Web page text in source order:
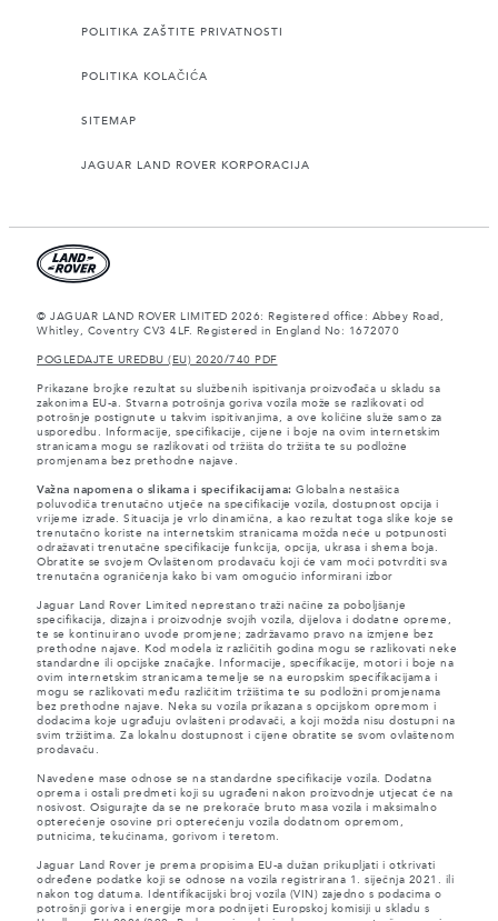
POLITIKA ZAŠTITE PRIVATNOSTI
POLITIKA KOLAČIĆA
SITEMAP
JAGUAR LAND ROVER KORPORACIJA
© JAGUAR LAND ROVER LIMITED 2026: Registered office: Abbey Road,
Whitley, Coventry CV3 4LF. Registered in England No: 1672070
POGLEDAJTE UREDBU (EU) 2020/740 PDF
Prikazane brojke rezultat su službenih ispitivanja proizvođača u skladu sa
zakonima EU-a. Stvarna potrošnja goriva vozila može se razlikovati od
potrošnje postignute u takvim ispitivanjima, a ove količine služe samo za
usporedbu. Informacije, specifikacije, cijene i boje na ovim internetskim
stranicama mogu se razlikovati od tržišta do tržišta te su podložne
promjenama bez prethodne najave.
Važna napomena o slikama i specifikacijama: Globalna nestašica
poluvodiča trenutačno utječe na specifikacije vozila, dostupnost opcija i
vrijeme izrade. Situacija je vrlo dinamična, a kao rezultat toga slike koje se
trenutačno koriste na internetskim stranicama možda neće u potpunosti
odražavati trenutačne specifikacije funkcija, opcija, ukrasa i shema boja.
Obratite se svojem Ovlaštenom prodavaču koji će vam moći potvrditi sva
trenutačna ograničenja kako bi vam omogućio informirani izbor
Jaguar Land Rover Limited neprestano traži načine za poboljšanje
specifikacija, dizajna i proizvodnje svojih vozila, dijelova i dodatne opreme,
te se kontinuirano uvode promjene; zadržavamo pravo na izmjene bez
prethodne najave. Kod modela iz različitih godina mogu se razlikovati neke
standardne ili opcijske značajke. Informacije, specifikacije, motori i boje na
ovim internetskim stranicama temelje se na europskim specifikacijama i
mogu se razlikovati među različitim tržištima te su podložni promjenama
bez prethodne najave. Neka su vozila prikazana s opcijskom opremom i
dodacima koje ugrađuju ovlašteni prodavači, a koji možda nisu dostupni na
svim tržištima. Za lokalnu dostupnost i cijene obratite se svom ovlaštenom
prodavaču.
Navedene mase odnose se na standardne specifikacije vozila. Dodatna
oprema i ostali predmeti koji su ugrađeni nakon proizvodnje utjecat će na
nosivost. Osigurajte da se ne prekorače bruto masa vozila i maksimalno
opterećenje osovine pri opterećenju vozila dodatnom opremom,
putnicima, tekućinama, gorivom i teretom.
Jaguar Land Rover je prema propisima EU-a dužan prikupljati i otkrivati
određene podatke koji se odnose na vozila registrirana 1. siječnja 2021. ili
nakon tog datuma. Identifikacijski broj vozila (VIN) zajedno s podacima o
potrošnji goriva i energije mora podnijeti Europskoj komisiji u skladu s